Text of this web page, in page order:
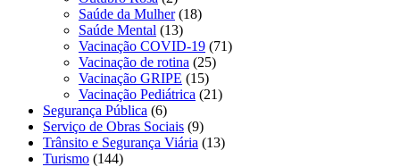
Saúde da Mulher(18)
Saúde Mental (13)
Vacinação COVID-19 (71)
Vacinação de rotina (25)
Vacinação GRIPE (15)
Vacinação Pediátrica (21)
Segurança Pública (6)
Serviço de Obras Sociais (9)
Trânsito e Segurança Viária (13)
Turismo (144)